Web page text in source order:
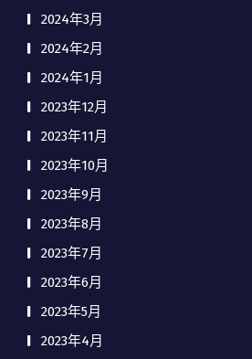
2024年3月
2024年2月
2024年1月
2023年12月
2023年11月
2023年10月
2023年9月
2023年8月
2023年7月
2023年6月
2023年5月
2023年4月